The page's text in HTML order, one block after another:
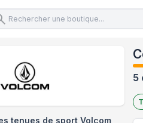
5
tenues de sport Volcom